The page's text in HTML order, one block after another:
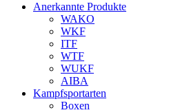
Anerkannte Produkte
WAKO
WKF
ITF
WTF
WUKF
AIBA
Kampfsportarten
Boxen